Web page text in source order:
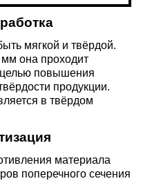
мягкой и твёрдой.
она проходит
повышения
продукции.
в твёрдом
материала
поперечного сечения